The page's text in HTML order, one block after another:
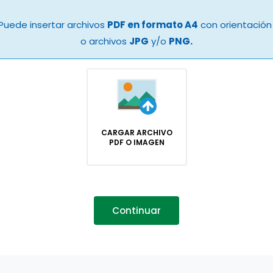
insertar archivos PDF en formato A4 con
o archivos JPG y/o PNG.
CARGAR ARCHIVO
PDF O IMAGEN
Continuar